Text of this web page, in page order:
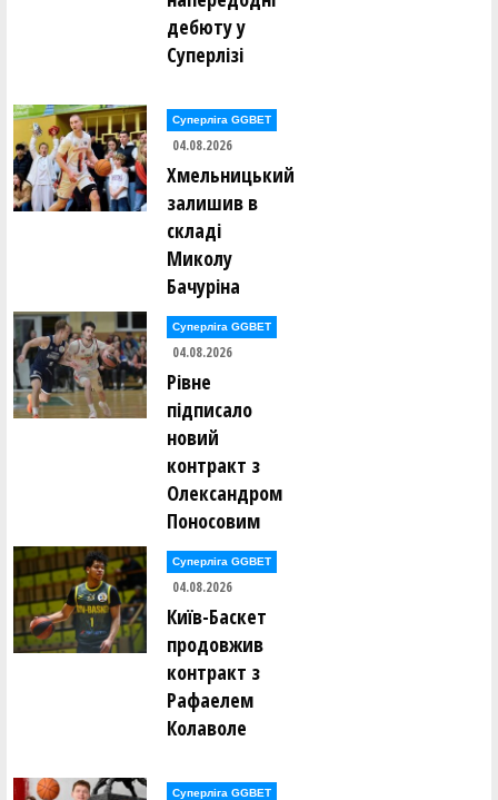
Артем Луцишин ()
Артем Ляшенко ()
Олексій Мазур ()
Андрій Макаренко ()
Дар’я Макаренко ()
Марина Малафєєва ()
Анастасія Мартовицька ()
Михайло Маслак ()
Олександр Маслов ()
Ігор Мелашич ()
Микита Мельник ()
Нікіта Мельник ()
Андрій Менько ()
Валентин Мирончик ()
Валентин Мирончик ()
Дмитро Михайлов ()
Михайло Мостовий ()
Дмитро Мугайлов ()
Євген Нагорний ()
Олександр Нагорний ()
Дмитро Наседкін ()
Михайло Насонов ()
Михайло Невечеря ()
Роман Недоступ ()
Євгеній Непокритий ()
Богдан Нестеренко ()
Сергій Ніколащенко ()
дебюту у
Суперлізі
Суперліга GGBET
04.08.2026
Хмельницький
залишив в
складі
Миколу
Бачуріна
Суперліга GGBET
04.08.2026
Рівне
підписало
новий
контракт з
Олександром
Поносовим
Суперліга GGBET
04.08.2026
Київ-Баскет
продовжив
контракт з
Рафаелем
Колаволе
Суперліга GGBET